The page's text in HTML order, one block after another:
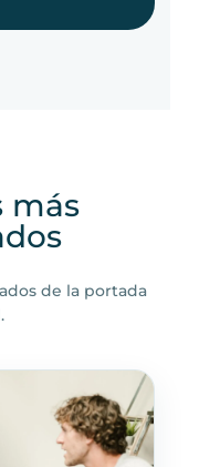
más
de la portada